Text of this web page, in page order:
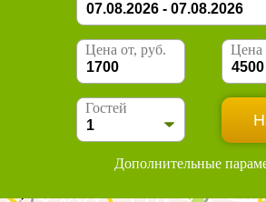
Цена от, руб. Цена
Гостей
Дополнительные